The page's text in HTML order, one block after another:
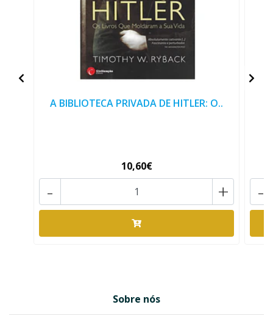
A BIBLIOTECA PRIVADA DE HITLER: O..
10,60€
+
- -
Sobre nós